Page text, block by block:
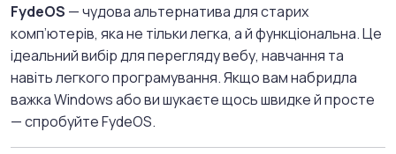
FydeOS — чудова альтернатива для старих
комп’ютерів, яка не тільки легка, а й функціональна. Це
ідеальний вибір для перегляду вебу, навчання та
навіть легкого програмування. Якщо вам набридла
важка Windows або ви шукаєте щось швидке й просте
— спробуйте FydeOS.